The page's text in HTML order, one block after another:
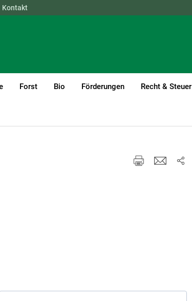
OÖ SBG
Kontakt
Forst Bio Förderungen Recht & Steuer